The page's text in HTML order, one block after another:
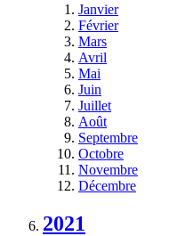
Janvier
Février
Mars
Avril
Mai
Juin
Juillet
Août
Septembre
Octobre
Novembre
Décembre
2021